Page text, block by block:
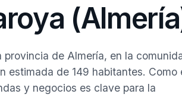
de Almería, en la
estimada de 149 habitantes. Como
y negocios es clave para la